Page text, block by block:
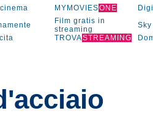
MYMOVIESONE
Film gratis in
streaming
Sky
TROVASTREAMING